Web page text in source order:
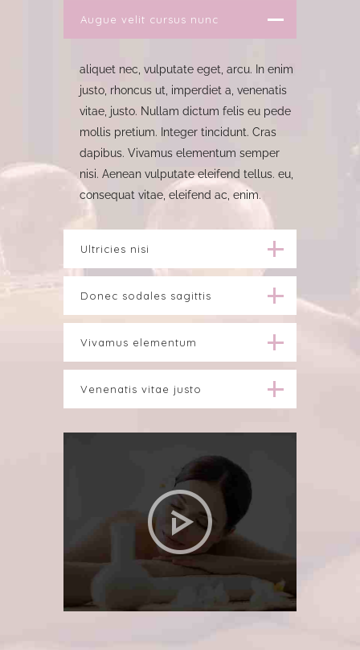
Augue velit cursus nunc
aliquet nec, vulputate eget, arcu. In enim
justo, rhoncus ut, imperdiet a, venenatis
vitae, justo. Nullam dictum felis eu pede
mollis pretium. Integer tincidunt. Cras
dapibus. Vivamus elementum semper
nisi. Aenean vulputate eleifend tellus. eu,
consequat vitae, eleifend ac, enim.
Ultricies nisi
Donec sodales sagittis
Vivamus elementum
Venenatis vitae justo